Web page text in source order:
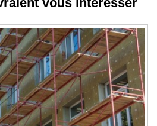
vous intéresser